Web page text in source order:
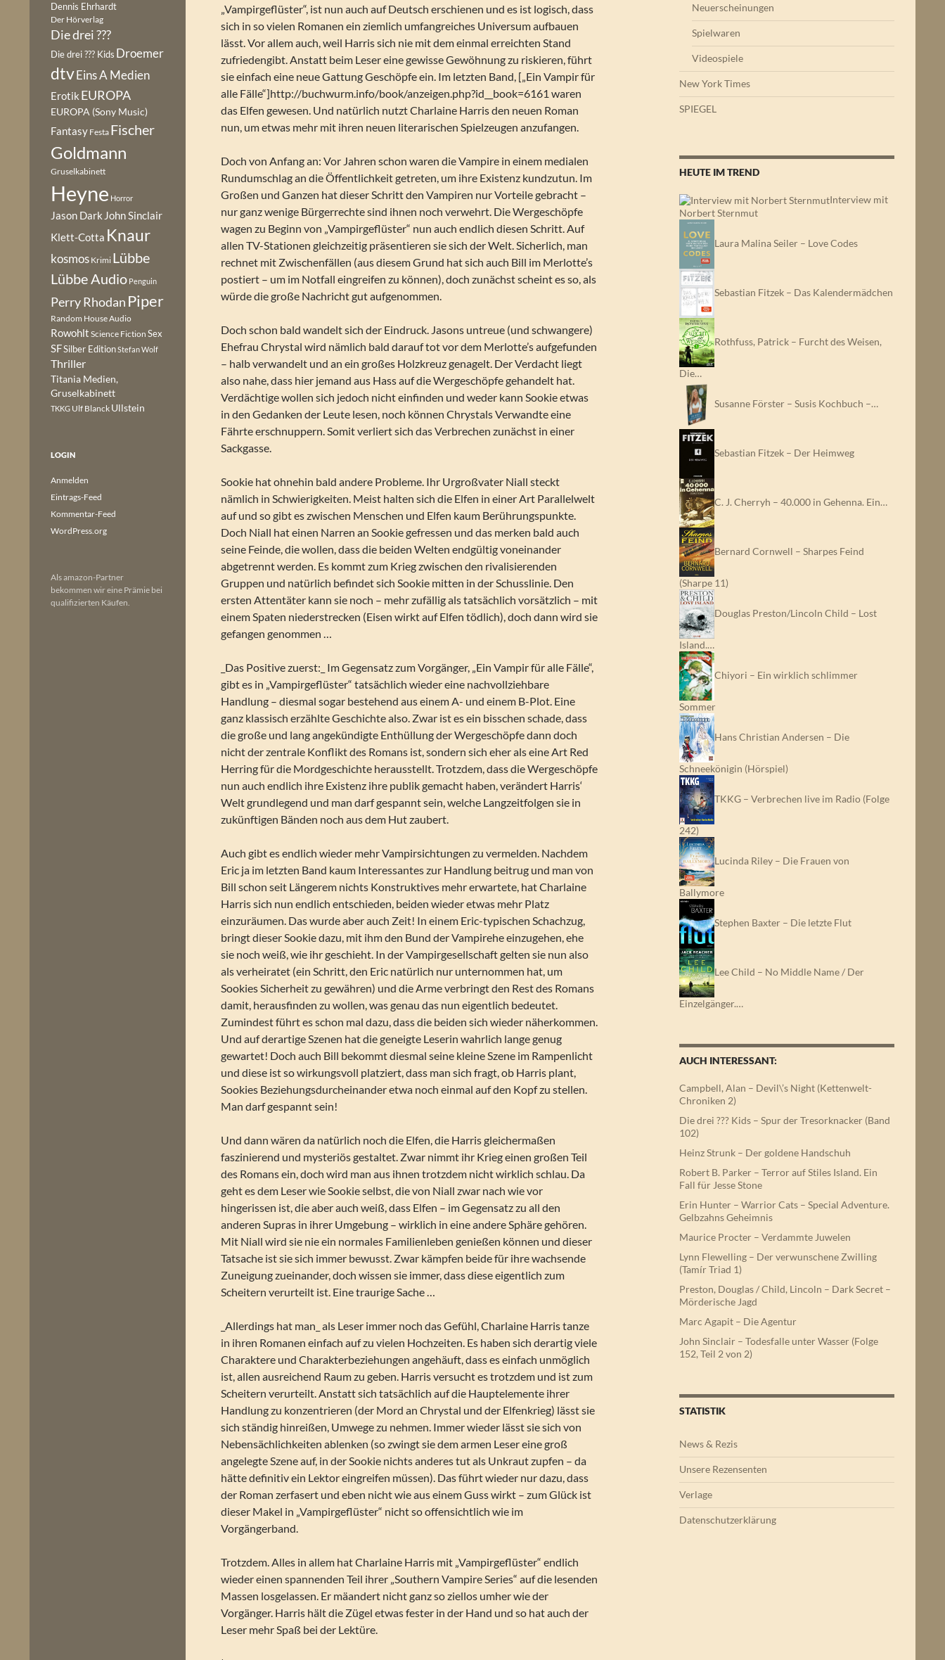
„Vampirgeflüster“, ist nun auch auf Deutsch erschienen und es ist logisch, dass
sich in so vielen Romanen ein ziemlich umfangreiches Universum aufbauen
lässt. Vor allem auch, weil Harris sich nie mit dem einmal erreichten Stand
zufriedengibt. Anstatt beim Leser eine gewisse Gewöhnung zu riskieren, führt
sie einfach eine neue Gattung Geschöpfe ein. Im letzten Band, [„Ein Vampir für
alle Fälle“]http://buchwurm.info/book/anzeigen.php?id__book=6161 waren
das Elfen gewesen. Und natürlich nutzt Charlaine Harris den neuen Roman
nun, um etwas mehr mit ihren neuen literarischen Spielzeugen anzufangen.
Doch von Anfang an: Vor Jahren schon waren die Vampire in einem medialen
Rundumschlag an die Öffentlichkeit getreten, um ihre Existenz kundzutun. Im
Großen und Ganzen hat dieser Schritt den Vampiren nur Vorteile gebracht –
nur ganz wenige Bürgerrechte sind ihnen noch verwehrt. Die Wergeschöpfe
wagen zu Beginn von „Vampirgeflüster“ nun auch endlich diesen Schritt. Auf
allen TV-Stationen gleichzeitig präsentieren sie sich der Welt. Sicherlich, man
rechnet mit Zwischenfällen (aus diesem Grund hat sich auch Bill im Merlotte’s
postiert – um im Notfall eingreifen zu können), doch zunächst scheint es so, als
würde die große Nachricht gut aufgenommen.
Doch schon bald wandelt sich der Eindruck. Jasons untreue (und schwangere)
Ehefrau Chrystal wird nämlich bald darauf tot vor dem Merlotte’s aufgefunden
– halb verwandelt und an ein großes Holzkreuz genagelt. Der Verdacht liegt
also nahe, dass hier jemand aus Hass auf die Wergeschöpfe gehandelt hat.
Verdächtige wollen sich jedoch nicht einfinden und weder kann Sookie etwas
in den Gedanken der Leute lesen, noch können Chrystals Verwandte eine
Fährte erschnuppern. Somit verliert sich das Verbrechen zunächst in einer
Sackgasse.
Sookie hat ohnehin bald andere Probleme. Ihr Urgroßvater Niall steckt
nämlich in Schwierigkeiten. Meist halten sich die Elfen in einer Art Parallelwelt
auf und so gibt es zwischen Menschen und Elfen kaum Berührungspunkte.
Doch Niall hat einen Narren an Sookie gefressen und das merken bald auch
seine Feinde, die wollen, dass die beiden Welten endgültig voneinander
abgetrennt werden. Es kommt zum Krieg zwischen den rivalisierenden
Gruppen und natürlich befindet sich Sookie mitten in der Schusslinie. Den
ersten Attentäter kann sie noch – mehr zufällig als tatsächlich vorsätzlich – mit
einem Spaten niederstrecken (Eisen wirkt auf Elfen tödlich), doch dann wird sie
gefangen genommen …
_Das Positive zuerst:_ Im Gegensatz zum Vorgänger, „Ein Vampir für alle Fälle“,
gibt es in „Vampirgeflüster“ tatsächlich wieder eine nachvollziehbare
Handlung – diesmal sogar bestehend aus einem A- und einem B-Plot. Eine
ganz klassisch erzählte Geschichte also. Zwar ist es ein bisschen schade, dass
die große und lang angekündigte Enthüllung der Wergeschöpfe dann doch
nicht der zentrale Konflikt des Romans ist, sondern sich eher als eine Art Red
Herring für die Mordgeschichte herausstellt. Trotzdem, dass die Wergeschöpfe
nun auch endlich ihre Existenz ihre publik gemacht haben, verändert Harris‘
Welt grundlegend und man darf gespannt sein, welche Langzeitfolgen sie in
zukünftigen Bänden noch aus dem Hut zaubert.
Auch gibt es endlich wieder mehr Vampirsichtungen zu vermelden. Nachdem
Eric ja im letzten Band kaum Interessantes zur Handlung beitrug und man von
Bill schon seit Längerem nichts Konstruktives mehr erwartete, hat Charlaine
Harris sich nun endlich entschieden, beiden wieder etwas mehr Platz
einzuräumen. Das wurde aber auch Zeit! In einem Eric-typischen Schachzug,
bringt dieser Sookie dazu, mit ihm den Bund der Vampirehe einzugehen, ehe
sie noch weiß, wie ihr geschieht. In der Vampirgesellschaft gelten sie nun also
als verheiratet (ein Schritt, den Eric natürlich nur unternommen hat, um
Sookies Sicherheit zu gewähren) und die Arme verbringt den Rest des Romans
damit, herausfinden zu wollen, was genau das nun eigentlich bedeutet.
Zumindest führt es schon mal dazu, dass die beiden sich wieder näherkommen.
Und auf derartige Szenen hat die geneigte Leserin wahrlich lange genug
gewartet! Doch auch Bill bekommt diesmal seine kleine Szene im Rampenlicht
und diese ist so wirkungsvoll platziert, dass man sich fragt, ob Harris plant,
Sookies Beziehungsdurcheinander etwa noch einmal auf den Kopf zu stellen.
Man darf gespannt sein!
Und dann wären da natürlich noch die Elfen, die Harris gleichermaßen
faszinierend und mysteriös gestaltet. Zwar nimmt ihr Krieg einen großen Teil
des Romans ein, doch wird man aus ihnen trotzdem nicht wirklich schlau. Da
geht es dem Leser wie Sookie selbst, die von Niall zwar nach wie vor
hingerissen ist, die aber auch weiß, dass Elfen – im Gegensatz zu all den
anderen Supras in ihrer Umgebung – wirklich in eine andere Sphäre gehören.
Mit Niall wird sie nie ein normales Familienleben genießen können und dieser
Tatsache ist sie sich immer bewusst. Zwar kämpfen beide für ihre wachsende
Zuneigung zueinander, doch wissen sie immer, dass diese eigentlich zum
Scheitern verurteilt ist. Eine traurige Sache …
_Allerdings hat man_ als Leser immer noch das Gefühl, Charlaine Harris tanze
in ihren Romanen einfach auf zu vielen Hochzeiten. Es haben sich derartig viele
Charaktere und Charakterbeziehungen angehäuft, dass es einfach unmöglich
ist, allen ausreichend Raum zu geben. Harris versucht es trotzdem und ist zum
Scheitern verurteilt. Anstatt sich tatsächlich auf die Hauptelemente ihrer
Handlung zu konzentrieren (der Mord an Chrystal und der Elfenkrieg) lässt sie
sich ständig hinreißen, Umwege zu nehmen. Immer wieder lässt sie sich von
Nebensächlichkeiten ablenken (so zwingt sie dem armen Leser eine groß
angelegte Szene auf, in der Sookie nichts anderes tut als Unkraut zupfen – da
hätte definitiv ein Lektor eingreifen müssen). Das führt wieder nur dazu, dass
der Roman zerfasert und eben nicht wie aus einem Guss wirkt – zum Glück ist
dieser Makel in „Vampirgeflüster“ nicht so offensichtlich wie im
Vorgängerband.
Trotzdem. Alles in allem hat Charlaine Harris mit „Vampirgeflüster“ endlich
wieder einen spannenden Teil ihrer „Southern Vampire Series“ auf die lesenden
Massen losgelassen. Er mäandert nicht ganz so ziellos umher wie der
Vorgänger. Harris hält die Zügel etwas fester in der Hand und so hat auch der
Leser mehr Spaß bei der Lektüre.
Neuerscheinungen
Spielwaren
Videospiele
New York Times
SPIEGEL
HEUTE IM TREND
Interview mit
Norbert Sternmut
Laura Malina Seiler – Love Codes
Sebastian Fitzek – Das Kalendermädchen
Rothfuss, Patrick – Furcht des Weisen,
Die…
Susanne Förster – Susis Kochbuch –…
Sebastian Fitzek – Der Heimweg
C. J. Cherryh – 40.000 in Gehenna. Ein…
Bernard Cornwell – Sharpes Feind
(Sharpe 11)
Douglas Preston/Lincoln Child – Lost
Island.…
Chiyori – Ein wirklich schlimmer
Sommer
Hans Christian Andersen – Die
Schneekönigin (Hörspiel)
TKKG – Verbrechen live im Radio (Folge
242)
Lucinda Riley – Die Frauen von
Ballymore
Stephen Baxter – Die letzte Flut
Lee Child – No Middle Name / Der
Einzelgänger.…
AUCH INTERESSANT:
Campbell, Alan – Devil\’s Night (Kettenwelt-
Chroniken 2)
Die drei ??? Kids – Spur der Tresorknacker (Band
102)
Heinz Strunk – Der goldene Handschuh
Robert B. Parker – Terror auf Stiles Island. Ein
Fall für Jesse Stone
Erin Hunter – Warrior Cats – Special Adventure.
Gelbzahns Geheimnis
Maurice Procter – Verdammte Juwelen
Lynn Flewelling – Der verwunschene Zwilling
(Tamír Triad 1)
Preston, Douglas / Child, Lincoln – Dark Secret –
Mörderische Jagd
Marc Agapit – Die Agentur
John Sinclair – Todesfalle unter Wasser (Folge
152, Teil 2 von 2)
STATISTIK
News & Rezis
Unsere Rezensenten
Verlage
Datenschutzerklärung
Dennis Ehrhardt
Der Hörverlag
Die drei ???
Die drei ??? Kids Droemer
dtvEins A Medien
Erotik EUROPA
EUROPA (Sony Music)
Fantasy Festa Fischer
Goldmann
Gruselkabinett
Heyne Horror
Jason Dark John Sinclair
Klett-Cotta Knaur
kosmos Krimi Lübbe
Lübbe Audio Penguin
Perry Rhodan Piper
Random House Audio
Rowohlt Science Fiction Sex
SFSilber EditionStefan Wolf
Thriller
Titania Medien,
Gruselkabinett
TKKG Ulf Blanck Ullstein
LOGIN
Anmelden
Eintrags-Feed
Kommentar-Feed
WordPress.org
Als amazon-Partner
bekommen wir eine Prämie bei
qualifizierten Käufen.